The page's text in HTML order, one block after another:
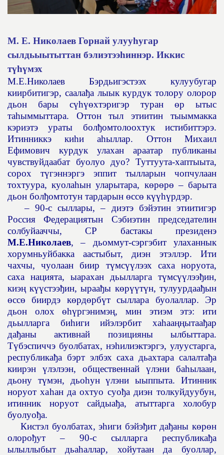
М. Е. Николаев Горнай улууһугар
сылдьыытыттан бэлиэтээһиннэр. Иккис
түһүмэх
М.Е.Николаев Бэрдьигэстээх кулуубугар
киирбитигэр, саалађа лыык курдук толору олорор
дьон бары сүһүөхтэригэр туран өр ытыс
таһыммыттара. Оттон тыл этиитин тыыммакка
кэриэтэ ураты болђомтолоохтук истибиттэрэ.
Итинниккэ киһи аһыллар. Оттон Михаил
Ефимович курдук улахан араатар публиканы
чувствуйдаабат буолуо дуо? Туттуута-хаптыыта,
сорох түгэннэргэ эппит тылларын чопчулаан
тохтуура, куолаһын уларытара, көрөрө – барыта
дьон болђомтотун тардарын өссө күүһүрдэр.
– 90-с сыллары, – диэтэ бэйэтин этиитигэр
Россия Федерациятын Сэбиэтин председателин
солбуйааччы, СР бастакы президенэ
М.Е.Николаев, – дьоммут-сэргэбит улаханнык
хорумньуйбакка аастыбыт, диэн этэллэр. Ити
чахчы, чуолаан биир түмсүүлээх саха норуота,
саха нацията, ыарахан дьылларга түмсүүлээђин,
киэң күүстээђин, ыраађы көрүүтүн, тулуурдаађын
өссө биирдэ көрдөрбүт сыллара буолаллар. Эр
дьон олохөһүргэнимэң, мин этиэм этэ: ити
дьылларга биһиги ийэлэрбит хаһааңңытаађар
дађаны активнай позицияны ылбыттара.
Түбэспиччэ буолбатах, нэһилиэктэргэ, улуустарга,
республикађа бэрт элбэх саха дьахтара салалтађа
киирэн үлэлээн, общественнай үлэни баһылаан,
дьону түмэн, дьоһунүлэни ыыппыта. Итинник
норуот хаһан да охтуо суођа диэн толкуйдуубун,
итинник норуот сайдыађа, атыттарга холобур
буолуођа.
Кистэл буолбатах, эһиги бэйэђит дађаны көрөн
олорођут – 90-с сылларга республикађа
ылыллыбыт дьаһаллар, хойутаан да буоллар,